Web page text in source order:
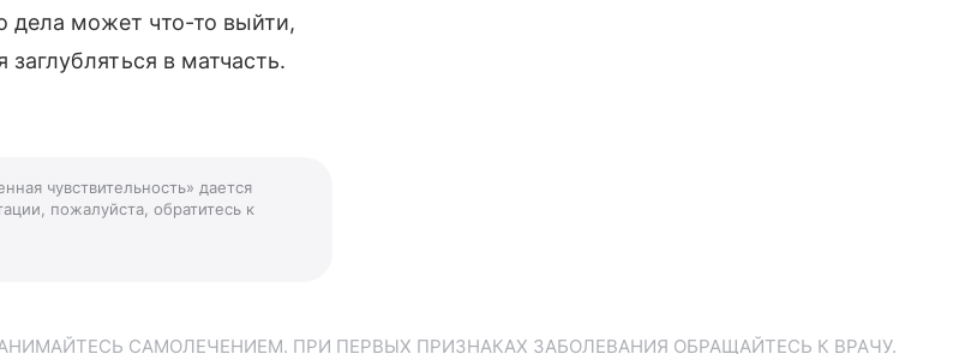
дела может что-то выйти,
в матчасть.
чувствительность» дается
пожалуйста, обратитесь к
САМОЛЕЧЕНИЕМ. ПРИ ПЕРВЫХ ПРИЗНАКАХ ЗАБОЛЕВАНИЯ ОБРАЩАЙТЕСЬ К ВРАЧУ.